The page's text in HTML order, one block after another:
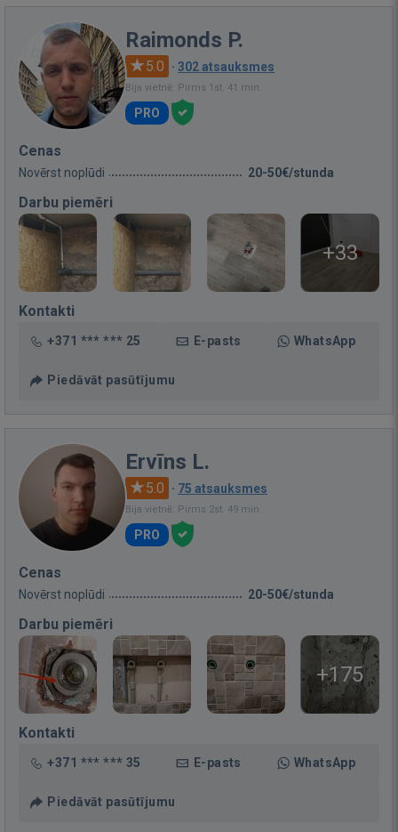
Raimonds P.
5.0 · 302 atsauksmes
Bija vietnē: Pirms 1st. 41 min.
PRO
Cenas
Novērst noplūdi 20-50€/stunda
Darbu piemēri
+33
Kontakti
+371 *** *** 25 E-pasts WhatsApp
Piedāvāt pasūtījumu
Ervīns L.
5.0 · 75 atsauksmes
Bija vietnē: Pirms 2st. 49 min.
PRO
Cenas
Novērst noplūdi 20-50€/stunda
Darbu piemēri
+175
Kontakti
+371 *** *** 35 E-pasts WhatsApp
Piedāvāt pasūtījumu